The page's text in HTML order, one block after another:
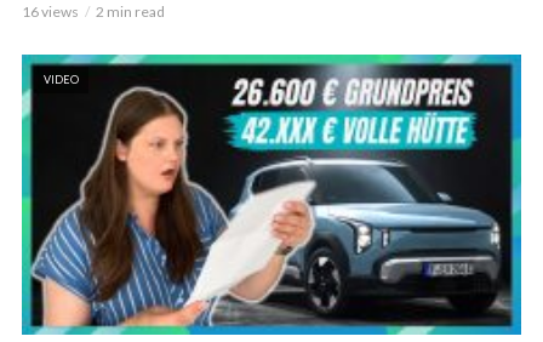
16 views 2 min read
VIDEO